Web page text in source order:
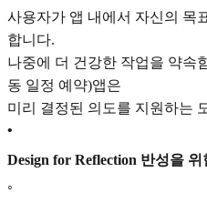
사용자가 앱 내에서 자신의 목
합니다.
나중에 더 건강한 작업을 약속
동 일정 예약)앱은
미리 결정된 의도를 지원하는
•
Design for Reflection 반성을 위
◦